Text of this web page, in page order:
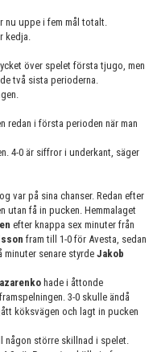
nu uppe i fem mål totalt.
kedja.
över spelet första tjugo, men
två sista perioderna.
redan i första perioden när man
4-0 är siffror i underkant, säger
var på sina chanser. Redan efter
utan få in pucken. Hemmalaget
efter knappa sex minuter från
fram till 1-0 för Avesta, sedan
senare styrde Jakob
hade i åttonde
3-0 skulle ändå
köksvägen och lagt in pucken
någon större skillnad i spelet.